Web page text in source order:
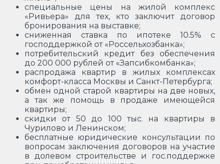
специальные цены на жилой комплекс
«Ривьера» для тех, кто заключит договор
бронирования на выставке;
сниженная ставка по ипотеке 10.5% с
господдержкой от «Россельхозбанка»;
потребительский кредит без обеспечения
до 200 000 рублей от «Запсибкомбанка»;
распродажа квартир в жилых комплексах
комфорт-класса Москвы и Санкт-Петербурга;
обмен одной старой квартиры на две новых,
а так же помощь в продаже имеющейся
квартиры;
скидки от 50 до 100 тыс. на квартиры в
Чурилово и Ленинском;
бесплатные юридические консультации по
вопросам заключения договоров на участие
в долевом строительстве и гос.поддержке